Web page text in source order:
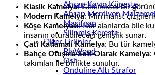
Ahşap Kayın Küpeşte
Ahşap Merdiven
Masifpan
Silinmiş Kereste
Diğer Ürünler
PlyWood
Osb
Onduline Altı Strafor
Klasik Kamelya: Geleneksel bir
Modern Kamelya: Minimalist
Köşe Kamelyası: Dar alanlarda bile
insanın oturabileceği genişlik sunar.
Çatı Katlamalı Kamelya: Bu tür
Bahçe Otuşma Seti Olarak Kamelya:
takımları ile birlikte sunulur.